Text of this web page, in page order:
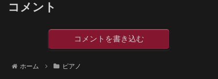
コメント
コメントを書き込む
ホーム ピアノ